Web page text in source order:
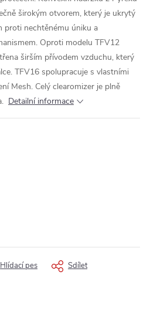
širokým otvorem, který je ukrytý
proti nechtěnému úniku a
Oproti modelu TFV12
širším přívodem vzduchu, který
TFV16 spolupracuje s vlastními
Mesh. Celý clearomizer je plně
Detailní informace
Hlídací pes Sdílet